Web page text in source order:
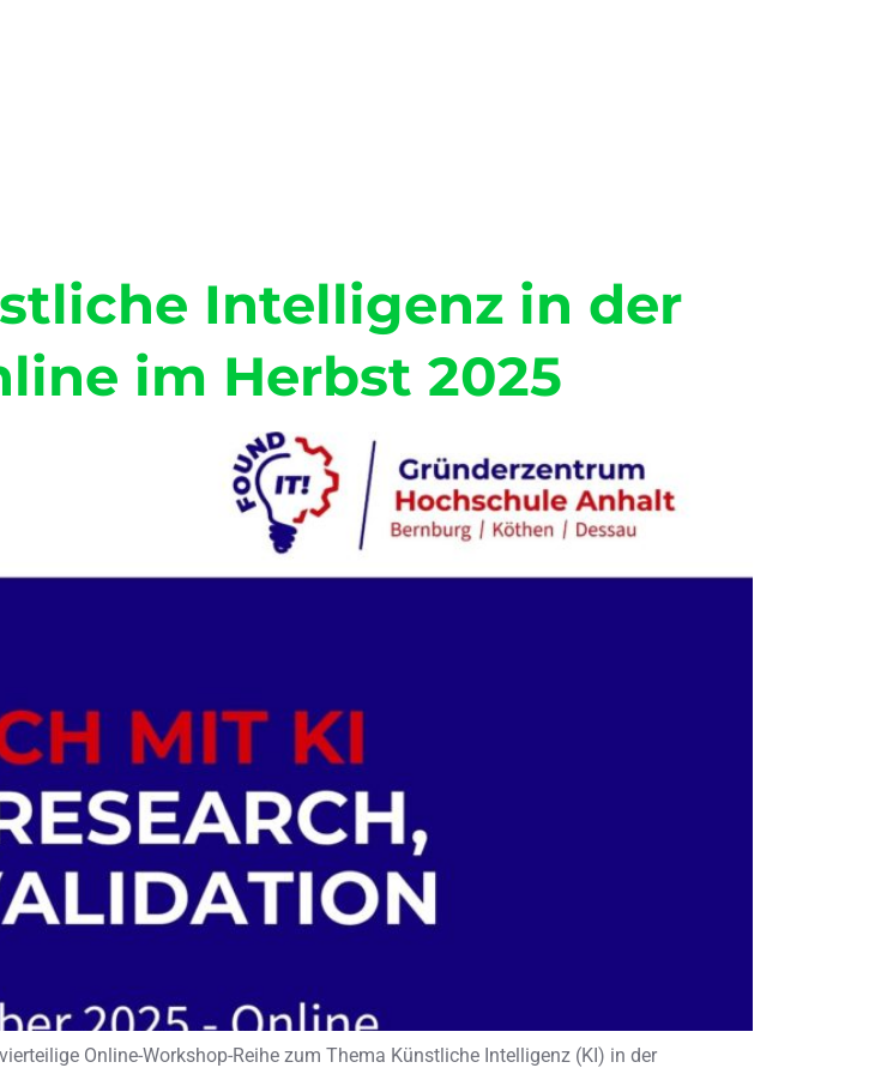
Intelligenz in der
im Herbst 2025
Online-Workshop-Reihe zum Thema Künstliche Intelligenz (KI) in der